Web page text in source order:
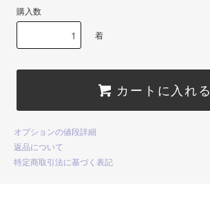
購入数
着
カートに入れる
オプションの値段詳細
返品について
特定商取引法に基づく表記